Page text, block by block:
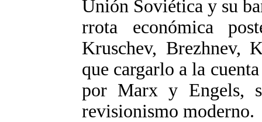
Unión Soviética y su
rrota económica
Kruschev, Brezhnev,
que cargarlo a la
por Marx y Engels,
revisionismo moderno.